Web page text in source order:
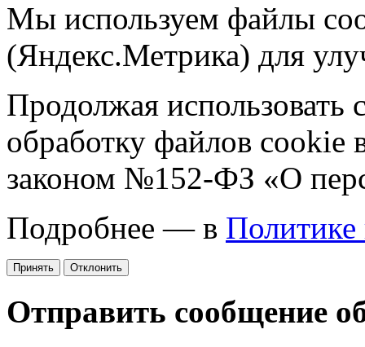
Мы используем файлы
(Яндекс.Метрика) для
Продолжая использовать
обработку файлов cookie
законом №152-ФЗ «О
Подробнее — в Политике
Принять Отклонить
Отправить сообщение